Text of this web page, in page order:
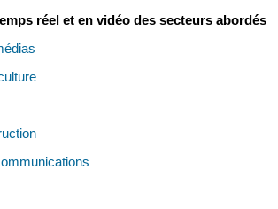
réel et en vidéo des secteurs abordés